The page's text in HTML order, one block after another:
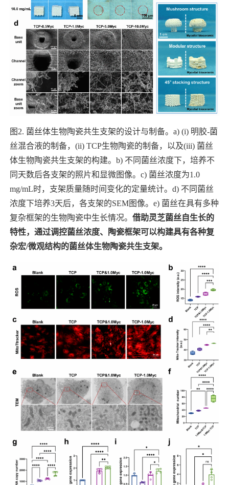
图 2. 菌丝体生物陶瓷共生支架的设计与制备。 a) (i) 明胶-菌
丝混合液的制备， (ii) TCP生物陶瓷的制备，以及(iii) 菌丝
体生物陶瓷共生支架的构建。 b) 不同菌丝浓度下，培养不
同天数后各支架的照片和显微图像。 c) 菌丝浓度为1.0
mg/mL时，支架质量随时间变化的定量统计。 d) 不同菌丝
浓度下培养3天后，各支架的SEM图像。 e) 菌丝在具有多种
复杂框架的生物陶瓷中生长情况。 借助灵芝菌丝自生长的
特性，通过调控菌丝浓度、陶瓷框架可以构建具有各种复
杂宏/微观结构的菌丝体生物陶瓷共生支架。